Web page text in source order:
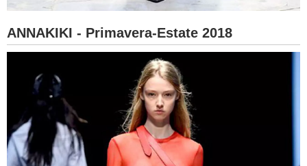
ANNAKIKI - Primavera-Estate 2018